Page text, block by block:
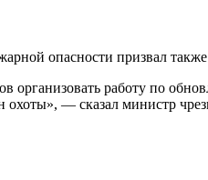
опасности призвал
организовать работу по
охоты», — сказал министр